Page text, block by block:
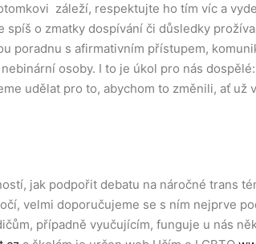
záleží, respektujte ho tím víc a
spíš o zmatky dospívání či důsledky
poradnu s afirmativním přístupem,
osoby. I to je úkol pro nás
udělat pro to, abychom to změnili, ať už
jak podpořit debatu na náročné trans
velmi doporučujeme se s ním nejprve
případně vyučujícím, funguje u nás